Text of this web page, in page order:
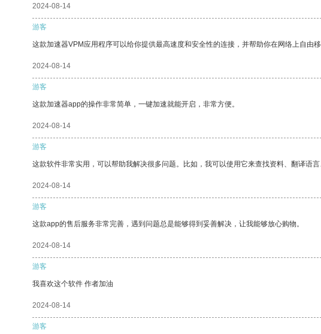
2024-08-14
游客
这款加速器VPM应用程序可以给你提供最高速度和安全性的连接，并帮助你在网络上自由移
2024-08-14
游客
这款加速器app的操作非常简单，一键加速就能开启，非常方便。
2024-08-14
游客
这款软件非常实用，可以帮助我解决很多问题。比如，我可以使用它来查找资料、翻译语言
2024-08-14
游客
这款app的售后服务非常完善，遇到问题总是能够得到妥善解决，让我能够放心购物。
2024-08-14
游客
我喜欢这个软件 作者加油
2024-08-14
游客